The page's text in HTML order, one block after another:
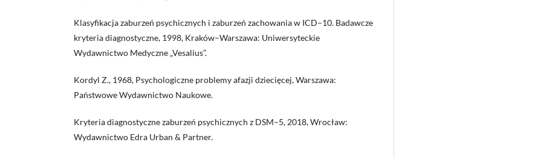
Klasyfikacja zaburzeń psychicznych i zaburzeń zachowania w ICD–10. Badawcze
kryteria diagnostyczne, 1998, Kraków–Warszawa: Uniwersyteckie
Wydawnictwo Medyczne „Vesalius”.
Kordyl Z., 1968, Psychologiczne problemy afazji dziecięcej, Warszawa:
Państwowe Wydawnictwo Naukowe.
Kryteria diagnostyczne zaburzeń psychicznych z DSM–5, 2018, Wrocław:
Wydawnictwo Edra Urban & Partner.